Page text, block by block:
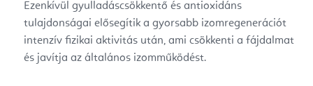
Ezenkívül gyulladáscsökkentő és antioxidáns
tulajdonságai elősegítik a gyorsabb izomregenerációt
intenzív fizikai aktivitás után, ami csökkenti a fájdalmat
és javítja az általános izomműködést.